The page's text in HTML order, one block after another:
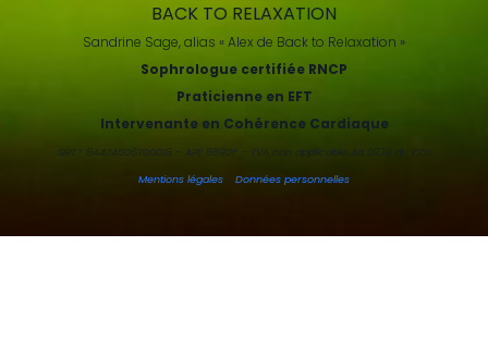
BACK TO RELAXATION
Sandrine Sage, alias « Alex de Back to Relaxation »
Sophrologue certifiée RNCP
Praticienne en EFT
Intervenante en Cohérence Cardiaque
SIRET 84474506700018 – APE 8690F – TVA non applicable Art 293B du CGI
Mentions légales
Données personnelles